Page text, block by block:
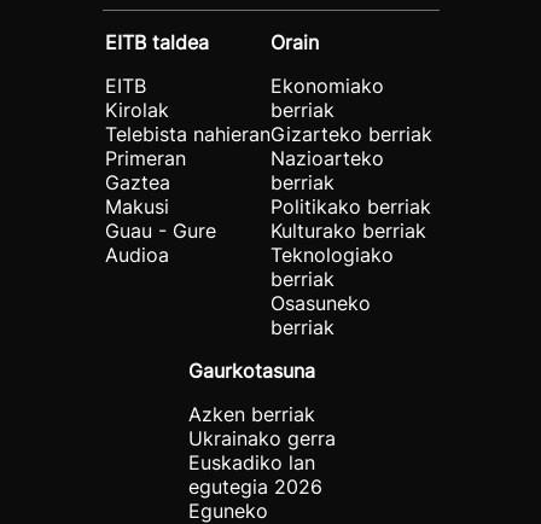
EITB taldea
EITB
Kirolak
Telebista nahieran
Primeran
Gaztea
Makusi
Guau - Gure
Audioa
Orain
Ekonomiako
berriak
Gizarteko berriak
Nazioarteko
berriak
Politikako berriak
Kulturako berriak
Teknologiako
berriak
Osasuneko
berriak
Gaurkotasuna
Azken berriak
Ukrainako gerra
Euskadiko lan
egutegia 2026
Eguneko